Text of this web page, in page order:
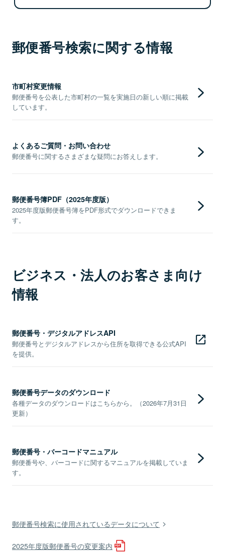
郵便番号検索に関する情報
市町村変更情報
郵便番号を公表した市町村の一覧を実施日の新しい順に掲載
しています。
よくあるご質問・お問い合わせ
郵便番号に関するさまざまな疑問にお答えします。
郵便番号簿PDF（2025年度版）
2025年度版郵便番号簿をPDF形式でダウンロードできま
す。
ビジネス・法人のお客さま向け
情報
郵便番号・デジタルアドレスAPI
郵便番号とデジタルアドレスから住所を取得できる公式API
を提供。
郵便番号データのダウンロード
各種データのダウンロードはこちらから。（2026年7月31日
更新）
郵便番号・バーコードマニュアル
郵便番号や、バーコードに関するマニュアルを掲載していま
す。
郵便番号検索に使用されているデータについて
2025年度版郵便番号の変更案内